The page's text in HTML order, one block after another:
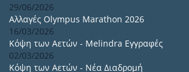
29/06/2026
Αλλαγές Olympus Marathon 2026
16/03/2026
Κόψη των Αετών - Melindra Εγγραφές
02/03/2026
Κόψη των Αετών - Νέα Διαδρομή